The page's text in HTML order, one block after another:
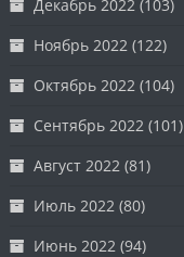
Декабрь 2022 (103)
Ноябрь 2022 (122)
Октябрь 2022 (104)
Сентябрь 2022 (101)
Август 2022 (81)
Июль 2022 (80)
Июнь 2022 (94)